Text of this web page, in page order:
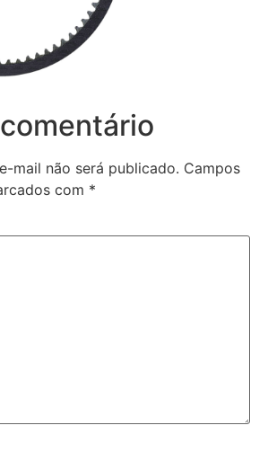
mail não será publicado. Campos
com *